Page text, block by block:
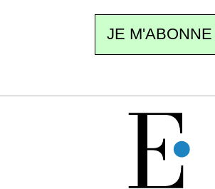
JE M'ABONNE